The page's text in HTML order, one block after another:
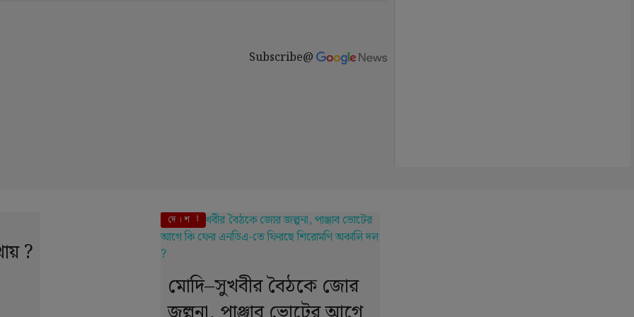
Subscribe@
?
এই মুহূর্তে
দে । শ
মোদি–সুখবীর বৈঠকে জোর